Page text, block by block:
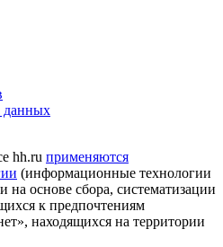
данных
hh.ru применяются
(информационные технологии
на основе сбора, систематизации
к предпочтениям
находящихся на территории